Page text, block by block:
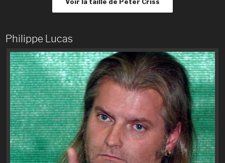
Voir la taille de Peter Criss
Philippe Lucas